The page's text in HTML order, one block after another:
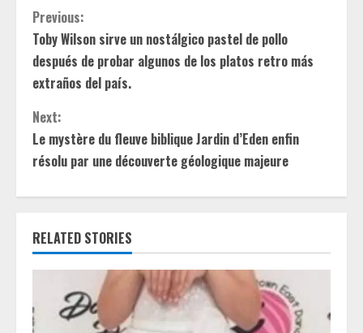
C
o
n
t
i
n
u
e
Previous:
Toby Wilson sirve un nostálgico pastel de pollo
después de probar algunos de los platos retro más
extraños del país.
Next:
Le mystère du fleuve biblique Jardin d’Eden enfin
résolu par une découverte géologique majeure
RELATED STORIES